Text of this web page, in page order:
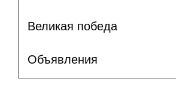
Великая победа
Объявления